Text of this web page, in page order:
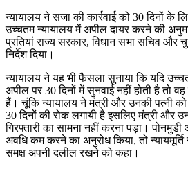
न्यायालय ने सजा की कार्रवाई को 30 दिनों के
उच्चतम न्यायालय में अपील दायर करने की
प्रतियां राज्य सरकार, विधान सभा सचिव और
निर्देश दिया।
न्यायालय ने यह भी फैसला सुनाया कि यदि
अपील पर 30 दिनों में सुनवाई नहीं होती है तो
हैं। चूंकि न्यायालय ने मंत्री और उनकी पत्नी को
30 दिनों की रोक लगायी है इसलिए मंत्री और
गिरफ्तारी का सामना नहीं करना पड़ा।
अवधि कम करने का अनुरोध किया, तो
समक्ष अपनी दलील रखने को कहा।